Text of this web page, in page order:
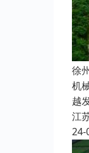
徐
机
越
江
24-